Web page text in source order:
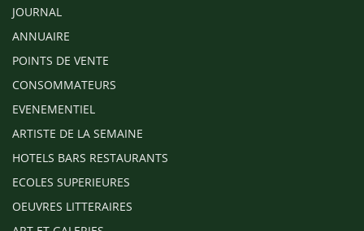
JOURNAL
ANNUAIRE
POINTS DE VENTE
CONSOMMATEURS
EVENEMENTIEL
ARTISTE DE LA SEMAINE
HOTELS BARS RESTAURANTS
ECOLES SUPERIEURES
OEUVRES LITTERAIRES